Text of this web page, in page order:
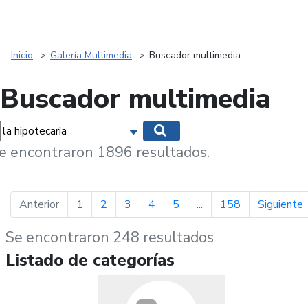
Inicio Galería Multimedia Buscador multimedia
Buscador multimedia
Mostrar opciones de búsqueda
encontraron 1896 resultados.
Anteriorpágina anterior
1 2 3 4 5 ... 158 Siguiente
Se encontraron 248 resultados
Listado de categorías